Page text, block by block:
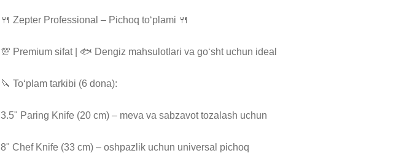
🍴 Zepter Professional – Pichoq to‘plami 🍴
💯 Premium sifat | 🐟 Dengiz mahsulotlari va go‘sht uchun ideal
🔪 To‘plam tarkibi (6 dona):
3.5" Paring Knife (20 cm) – meva va sabzavot tozalash uchun
8" Chef Knife (33 cm) – oshpazlik uchun universal pichoq